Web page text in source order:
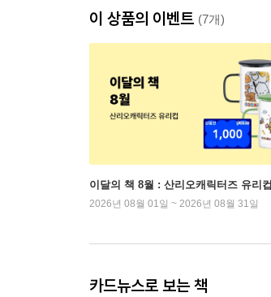
이 상품의 이벤트 (7개)
이달의 책 8월 : 산리오캐릭터즈 유리컵
2026년 08월 01일 ~ 2026년 08월 31일
카드뉴스로 보는 책